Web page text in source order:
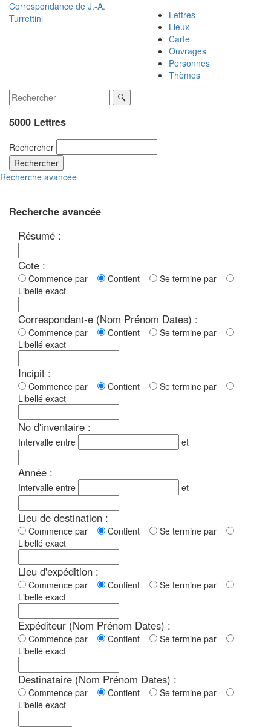
Correspondance de J.-A.
Turrettini
Lettres
Lieux
Carte
Ouvrages
Personnes
Thèmes
5000 Lettres
Rechercher
Rechercher
Recherche avancée
Recherche avancée
Résumé :
Cote :
Commence par Contient
Se termine par
Libellé exact
Correspondant-e (Nom Prénom Dates) :
Commence par Contient
Se termine par
Libellé exact
Incipit :
Commence par Contient
Se termine par
Libellé exact
No d'inventaire :
Intervalle entre et
Année :
Intervalle entre et
Lieu de destination :
Commence par Contient
Se termine par
Libellé exact
Lieu d'expédition :
Commence par Contient
Se termine par
Libellé exact
Expéditeur (Nom Prénom Dates) :
Commence par Contient
Se termine par
Libellé exact
Destinataire (Nom Prénom Dates) :
Commence par Contient
Se termine par
Libellé exact